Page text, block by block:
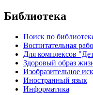
Библиотека
Поиск по
Воспитательная
Для комплексов
Здоровый образ
Изобразительное
Иностранный язык
Информатика